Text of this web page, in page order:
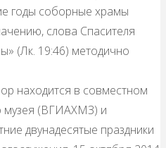
годы соборные храмы
слова Спасителя
(Лк. 19:46) методично
находится в совместном
музея (ВГИАХМЗ) и
двунадесятые праздники